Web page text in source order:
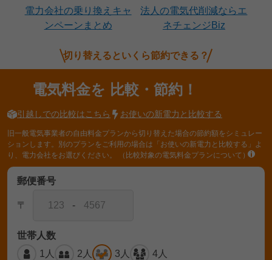
電力会社の乗り換えキャ
ンペーンまとめ
法人の電気代削減ならエ
ネチェンジBiz
切り替えるといくら節約できる？
電気料金を 比較・節約！
引越しでの比較はこちら お使いの新電力と比較する
旧一般電気事業者の自由料金プランから切り替えた場合の節約額をシミュレー
ションします。別のプランをご利用の場合は「お使いの新電力と比較する」よ
り、電力会社をお選びください。
（比較対象の電気料金プランについて）
郵便番号
〒 -
世帯人数
1人
2人 3人 4人